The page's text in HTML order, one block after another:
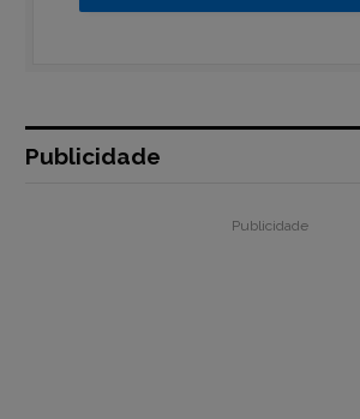
Publicidade
Publicidade